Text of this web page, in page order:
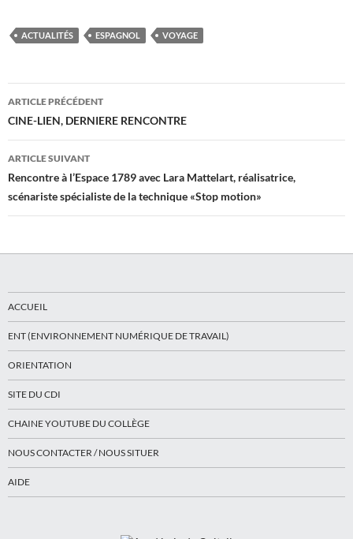
ACTUALITÉS ESPAGNOL VOYAGE
Navigation
des
articles
ARTICLE PRÉCÉDENT
CINE-LIEN, DERNIERE RENCONTRE
ARTICLE SUIVANT
Rencontre à l’Espace 1789 avec Lara Mattelart, réalisatrice,
scénariste spécialiste de la technique «Stop motion»
ACCUEIL
ENT (ENVIRONNEMENT NUMÉRIQUE DE TRAVAIL)
ORIENTATION
SITE DU CDI
CHAINE YOUTUBE DU COLLÈGE
NOUS CONTACTER / NOUS SITUER
AIDE